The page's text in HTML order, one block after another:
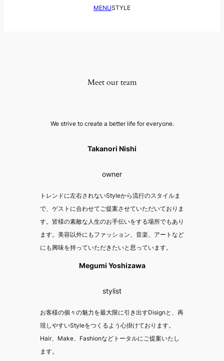
MENUSTYLE
Meet our team
We strive to create a better life for everyone.
Takanori Nishi
owner
トレンドに左右されないStyleから流行のスタイルま
で、ゲストに合わせてご提案させていただいておりま
す。皆様の素敵な人生のお手伝いをする場所でもあり
ます。美容以外にもファッション、音楽、アートなど
にも興味を持っていただきたいと思っています。
Megumi Yoshizawa
stylist
お客様の個々の魅力を最大限に引き出すDisignと、再
現しやすいStyleをつくるよう心掛けております。
Hair、Make、Fashionなどトータルにご提案いたし
ます。